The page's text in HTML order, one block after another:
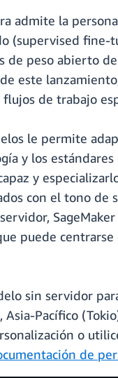
admite la
(supervised fine-
peso abierto
este
de trabajo
le permite
y los
y
con el tono de
puede
sin servidor
Asia-Pacífico
o
de